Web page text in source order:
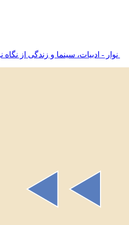
نوار - ادبیات، سینما و زندگی از نگاه